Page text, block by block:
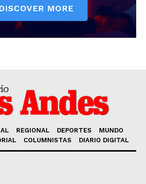
REGIONAL DEPORTES
MUNDO
COLUMNISTAS DIARIO DIGITAL